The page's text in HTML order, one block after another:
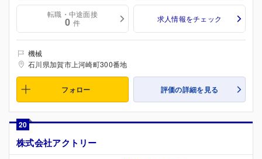
転職・中途面接
0 件 求人情報をチェック
機械
石川県加賀市上河崎町300番地
フォロー 評価の詳細を見る
20
株式会社アクトリー